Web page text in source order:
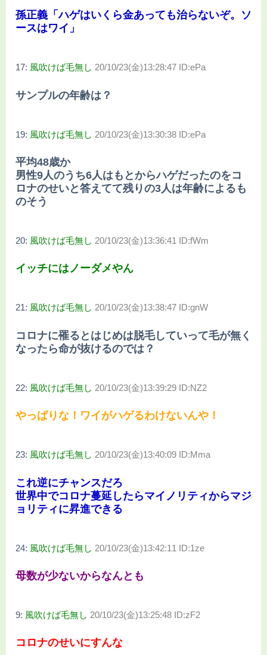
孫正義「ハゲはいくら金あっても治らないぞ。ソ
ースはワイ」
17: 風吹けば毛無し 20/10/23(金)13:28:47 ID:ePa
サンプルの年齢は？
19: 風吹けば毛無し 20/10/23(金)13:30:38 ID:ePa
平均48歳か
男性9人のうち6人はもとからハゲだったのをコ
ロナのせいと答えてて残りの3人は年齢によるも
のそう
20: 風吹けば毛無し 20/10/23(金)13:36:41 ID:fWm
イッチにはノーダメやん
21: 風吹けば毛無し 20/10/23(金)13:38:47 ID:gnW
コロナに罹るとはじめは脱毛していって毛が無く
なったら命が抜けるのでは？
22: 風吹けば毛無し 20/10/23(金)13:39:29 ID:NZ2
やっぱりな！ワイがハゲるわけないんや！
23: 風吹けば毛無し 20/10/23(金)13:40:09 ID:Mma
これ逆にチャンスだろ
世界中でコロナ蔓延したらマイノリティからマジ
ョリティに昇進できる
24: 風吹けば毛無し 20/10/23(金)13:42:11 ID:1ze
母数が少ないからなんとも
9: 風吹けば毛無し 20/10/23(金)13:25:48 ID:zF2
コロナのせいにすんな